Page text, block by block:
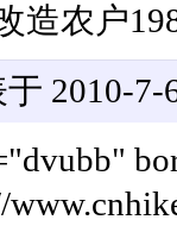
造农户
2010-7-